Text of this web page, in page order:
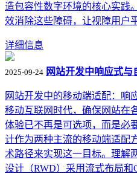
造包容性数字环境的核心实践
效消除这些障碍，让视障用户
详细信息
2025-09-24 网站开发中响应式
网站开发中的移动端适配：响
移动互联网时代，确保网站在
体验已不再是可选项，而是必
计作为两种主流的移动端适配
术路径来实现这一目标。理解
设计（RWD）采用流式布局和